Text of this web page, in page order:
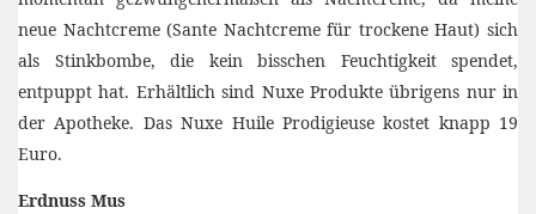
neue Nachtcreme (Sante Nachtcreme für trockene Haut) sich
als Stinkbombe, die kein bisschen Feuchtigkeit spendet,
entpuppt hat. Erhältlich sind Nuxe Produkte übrigens nur in
der Apotheke. Das Nuxe Huile Prodigieuse kostet knapp 19
Euro.
Erdnuss Mus